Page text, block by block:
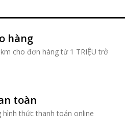
hàng
cho đơn hàng từ 1 TRIỆU trở
toàn
hình thức thanh toán online